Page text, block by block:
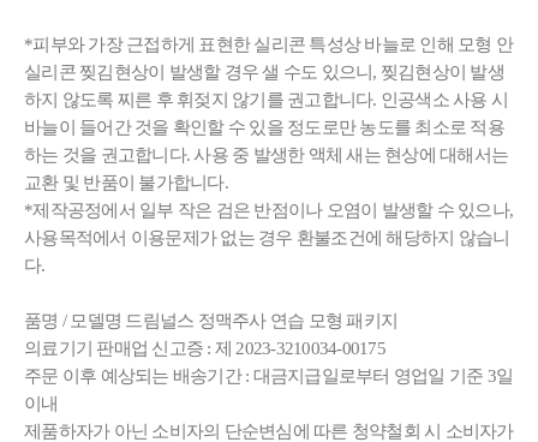
*피부와 가장 근접하게 표현한 실리콘 특성상 바늘로 인해 모형 안
실리콘 찢김현상이 발생할 경우 샐 수도 있으니, 찢김현상이 발생
하지 않도록 찌른 후 휘젖지 않기를 권고합니다. 인공색소 사용 시
바늘이 들어간 것을 확인할 수 있을 정도로만 농도를 최소로 적용
하는 것을 권고합니다. 사용 중 발생한 액체 새는 현상에 대해서는
교환 및 반품이 불가합니다.
*제작공정에서 일부 작은 검은 반점이나 오염이 발생할 수 있으나,
사용목적에서 이용문제가 없는 경우 환불조건에 해당하지 않습니
다.
품명 / 모델명 드림널스 정맥주사 연습 모형 패키지
의료기기 판매업 신고증 : 제 2023-3210034-00175
주문 이후 예상되는 배송기간 : 대금지급일로부터 영업일 기준 3일
이내
제품하자가 아닌 소비자의 단순변심에 따른 청약철회 시 소비자가